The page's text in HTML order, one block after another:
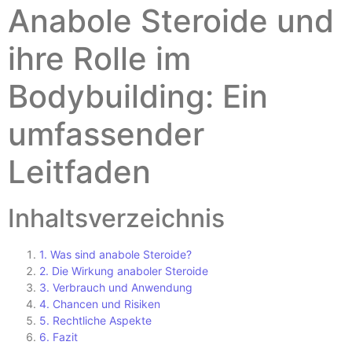
Anabole Steroide und
ihre Rolle im
Bodybuilding: Ein
umfassender
Leitfaden
Inhaltsverzeichnis
1. Was sind anabole Steroide?
2. Die Wirkung anaboler Steroide
3. Verbrauch und Anwendung
4. Chancen und Risiken
5. Rechtliche Aspekte
6. Fazit